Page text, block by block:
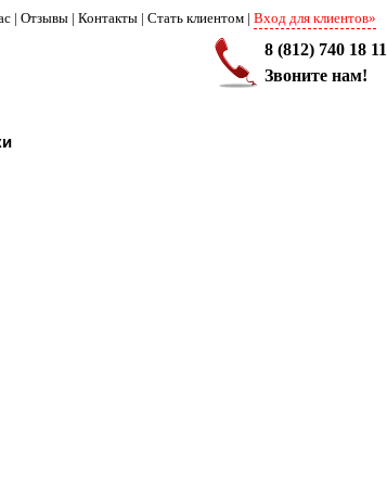
| Отзывы | Контакты | Стать клиентом | Вход для клиентов»
8 (812) 740 18 11
Звоните нам!